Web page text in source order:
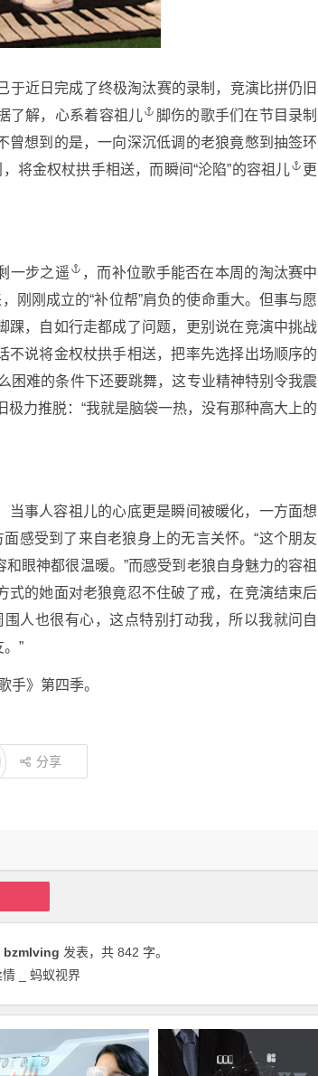
于近日完成了终极淘汰赛的录制，竞演比拼仍旧
了解，心系着容祖儿
脚伤的歌手们在节目录制
想到的是，一向深沉低调的老狼竟憋到抽签环
将金权杖拱手相送，而瞬间“沦陷”的容祖儿
更
一步之遥
，而补位歌手能否在本周的淘汰赛中
刚刚成立的“补位帮”肩负的使命重大。但事与愿
，自如行走都成了问题，更别说在竞演中挑战
说将金权杖拱手相送，把率先选择出场顺序的
困难的条件下还要跳舞，这专业精神特别令我震
力推脱：“我就是脑袋一热，没有那种高大上的
事人容祖儿的心底更是瞬间被暖化，一方面想
感受到了来自老狼身上的无言关怀。“这个朋友
眼神都很温暖。”而感受到老狼自身魅力的容祖
式的她面对老狼竟忍不住破了戒，在竞演结束后
人也很有心，这点特别打动我，所以我就问自
”
》第四季。
分享
bzmlving 发表，共 842 字。
情 _ 蚂蚁视界